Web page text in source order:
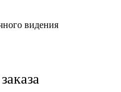
видения